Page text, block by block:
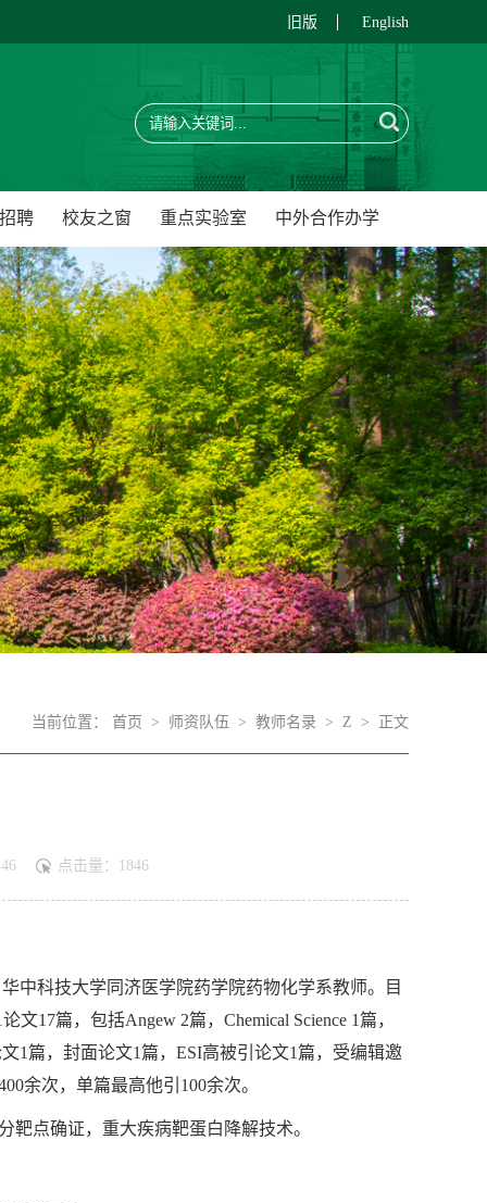
旧版 English
聘 校友之窗 重点实验室 中外合作办学
当前位置： 首页 > 师资队伍 > 教师名录 > Z > 正文
点击量： 1846
中科技大学同济医学院药学院药物化学系教师。目
17篇，包括Angew 2篇，Chemical Science 1篇，
1篇，封面论文1篇，ESI高被引论文1篇，受编辑邀
余次，单篇最高他引100余次。
点确证，重大疾病靶蛋白降解技术。